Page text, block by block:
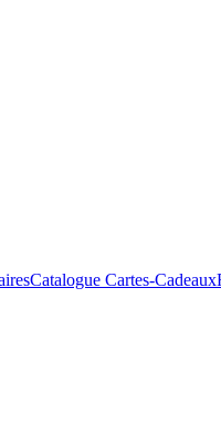
Catalogue Cartes-Cadeaux